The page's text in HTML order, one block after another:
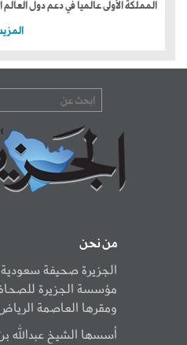
المملكة الأولى عالمياً في دعم دول العالم
من نحن
الجزيرة صحيفة
مؤسسة الجزيرة
ومقرها العاصمة
أسسها الشيخ